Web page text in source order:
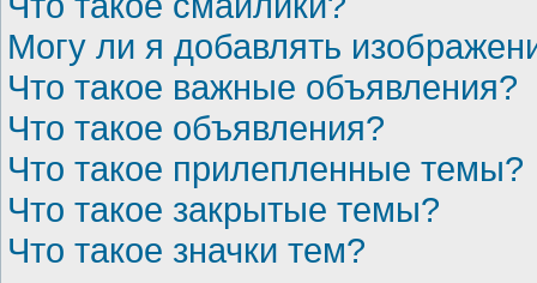
Могу ли я добавлять
Что такое важные объявления?
Что такое объявления?
Что такое прилепленные темы?
Что такое закрытые темы?
Что такое значки тем?